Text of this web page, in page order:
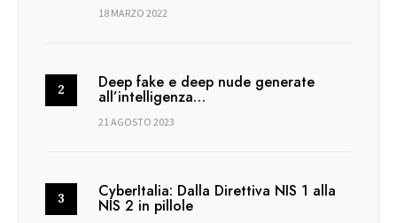
18 MARZO 2022
Deep fake e deep nude generate
all’intelligenza…
21 AGOSTO 2023
CyberItalia: Dalla Direttiva NIS 1 alla
NIS 2 in pillole